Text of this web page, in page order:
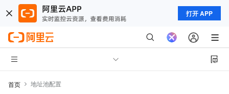
打开 APP
首页 地址池配置